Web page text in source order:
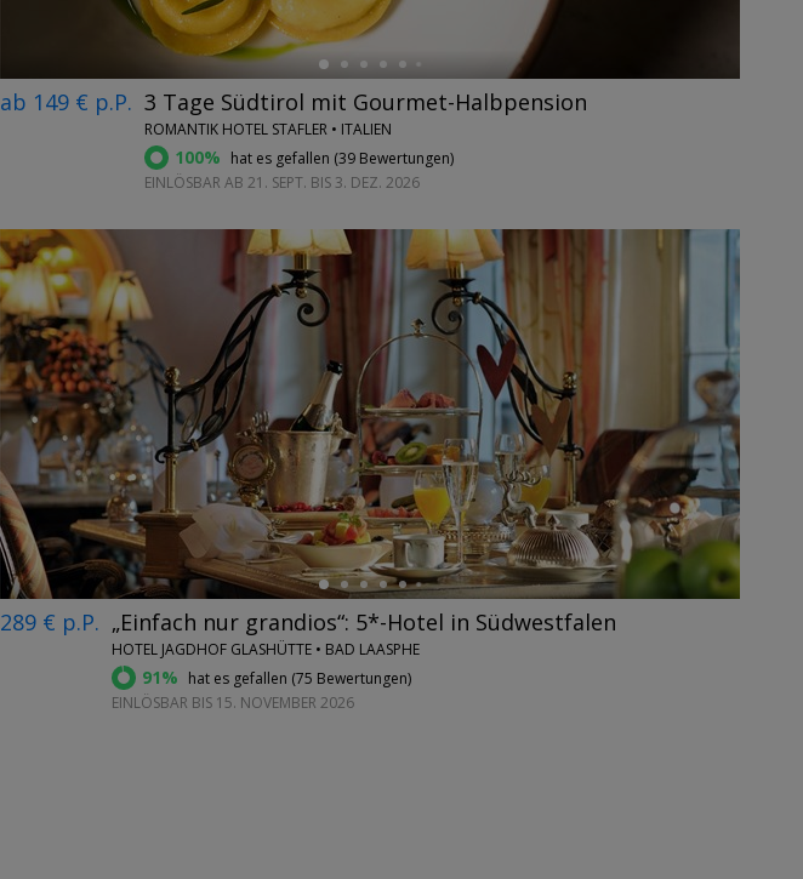
ab 149 € p.P. 3 Tage Südtirol mit Gourmet-Halbpension
ROMANTIK HOTEL STAFLER • ITALIEN
100% hat es gefallen (39 Bewertungen)
EINLÖSBAR AB 21. SEPT. BIS 3. DEZ. 2026
→
←
289 € p.P. „Einfach nur grandios“: 5*-Hotel in Südwestfalen
HOTEL JAGDHOF GLASHÜTTE • BAD LAASPHE
91% hat es gefallen (75 Bewertungen)
EINLÖSBAR BIS 15. NOVEMBER 2026